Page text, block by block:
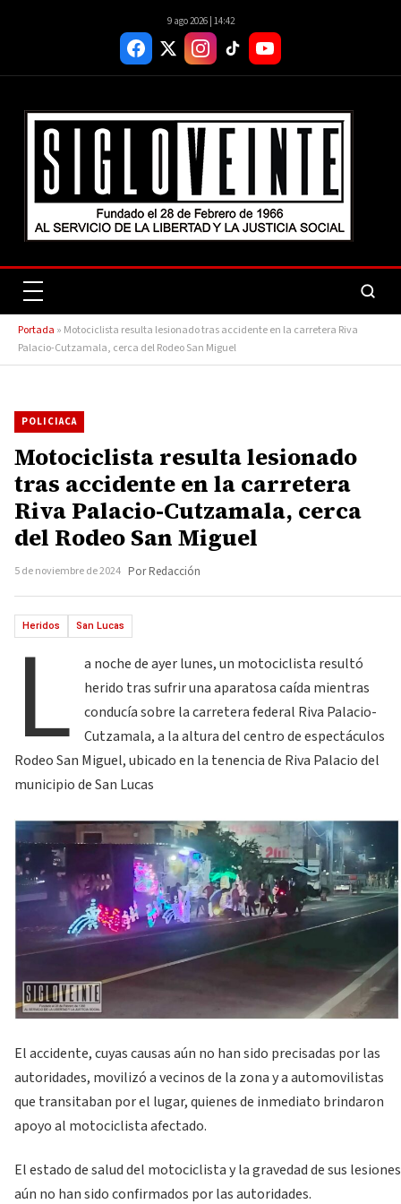
9 ago 2026 | 14:42
Portada » Motociclista resulta lesionado tras accidente en la carretera Riva
Palacio-Cutzamala, cerca del Rodeo San Miguel
POLICIACA
Motociclista resulta lesionado
tras accidente en la carretera
Riva Palacio-Cutzamala, cerca
del Rodeo San Miguel
5 de noviembre de 2024 Por Redacción
Heridos San Lucas
L
a noche de ayer lunes, un motociclista resultó
herido tras sufrir una aparatosa caída mientras
conducía sobre la carretera federal Riva Palacio-
Cutzamala, a la altura del centro de espectáculos
Rodeo San Miguel, ubicado en la tenencia de Riva Palacio del
municipio de San Lucas
El accidente, cuyas causas aún no han sido precisadas por las
autoridades, movilizó a vecinos de la zona y a automovilistas
que transitaban por el lugar, quienes de inmediato brindaron
apoyo al motociclista afectado.
El estado de salud del motociclista y la gravedad de sus lesiones
aún no han sido confirmados por las autoridades.